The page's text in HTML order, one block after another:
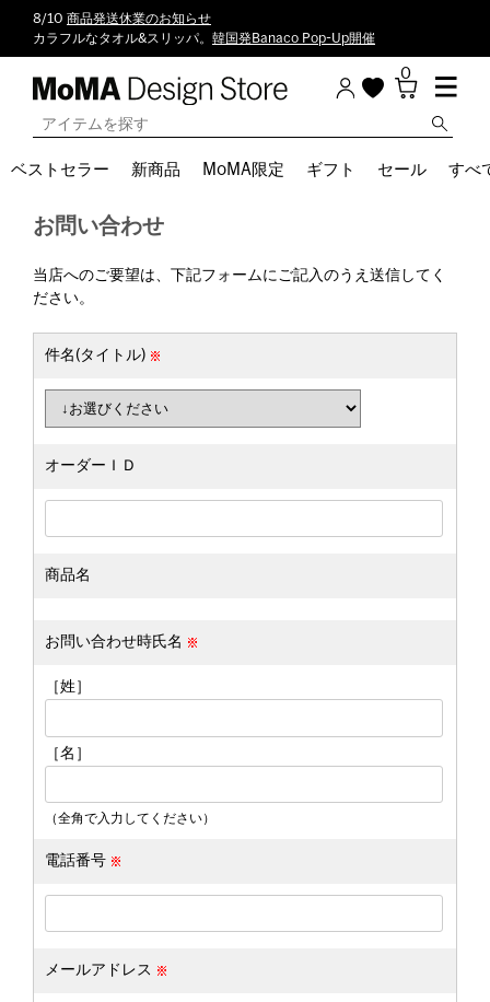
8/10 商品発送休業のお知らせ
カラフルなタオル&スリッパ。 韓国発Banaco Pop-Up開催
0
ベストセラー 新商品 MoMA限定 ギフト セール すべ
お問い合わせ
当店へのご要望は、下記フォームにご記入のうえ送信してく
ださい。
件名(タイトル)
オーダーＩＤ
商品名
お問い合わせ時氏名
［姓］
［名］
（全角で入力してください）
電話番号
メールアドレス